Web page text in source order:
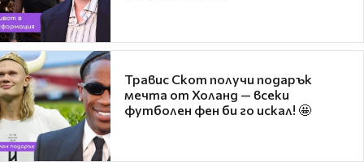
Травис Скот получи подарък
мечта от Холанд — всеки
футболен фен би го искал! 🤩